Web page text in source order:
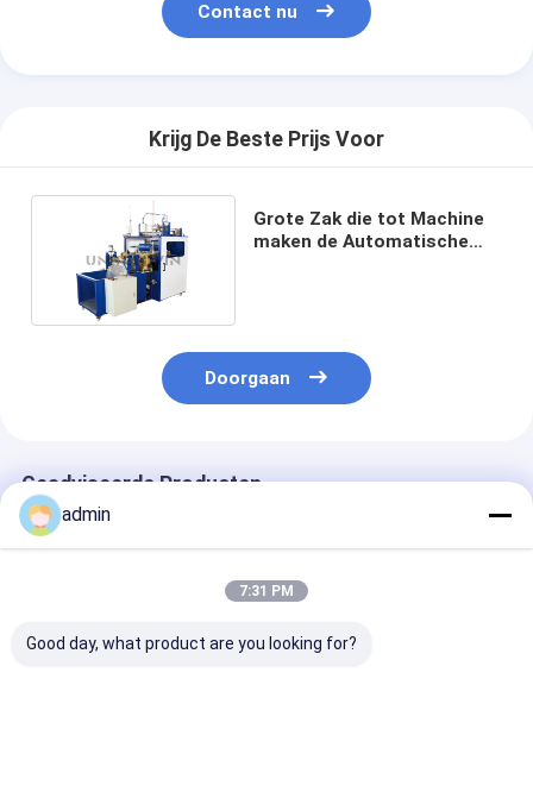
Contact nu
Krijg De Beste Prijs Voor
Grote Zak die tot Machine
maken de Automatische
Doorgaan
Geadviseerde Producten
admin
7:31 PM
Good day, what product are you looking for?